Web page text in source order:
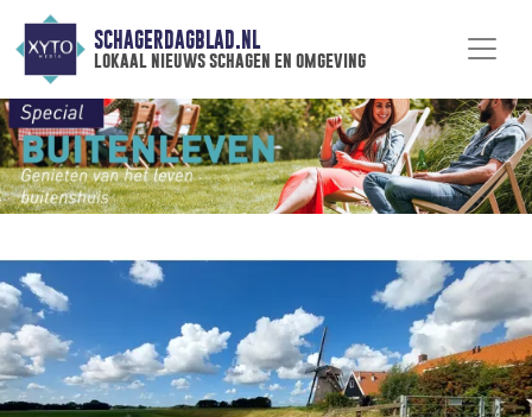
SCHAGERDAGBLAD.NL
lokaal nieuws schagen en omgeving